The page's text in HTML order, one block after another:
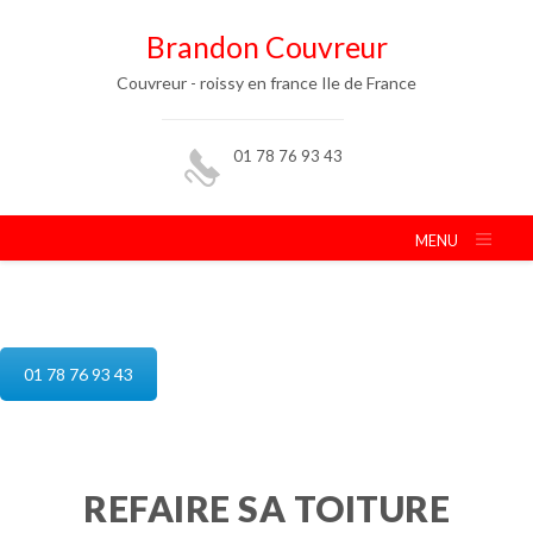
Brandon Couvreur
Couvreur - roissy en france Ile de France
01 78 76 93 43
MENU
01 78 76 93 43
REFAIRE SA TOITURE